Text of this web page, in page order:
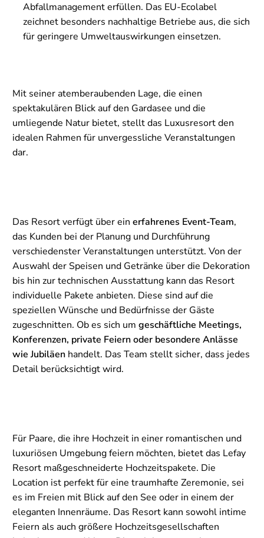
Abfallmanagement erfüllen. Das EU-Ecolabel
zeichnet besonders nachhaltige Betriebe aus, die sich
für geringere Umweltauswirkungen einsetzen.
Mit seiner atemberaubenden Lage, die einen
spektakulären Blick auf den Gardasee und die
umliegende Natur bietet, stellt das Luxusresort den
idealen Rahmen für unvergessliche Veranstaltungen
dar.
Das Resort verfügt über ein erfahrenes Event-Team,
das Kunden bei der Planung und Durchführung
verschiedenster Veranstaltungen unterstützt. Von der
Auswahl der Speisen und Getränke über die Dekoration
bis hin zur technischen Ausstattung kann das Resort
individuelle Pakete anbieten. Diese sind auf die
speziellen Wünsche und Bedürfnisse der Gäste
zugeschnitten. Ob es sich um geschäftliche Meetings,
Konferenzen, private Feiern oder besondere Anlässe
wie Jubiläen handelt. Das Team stellt sicher, dass jedes
Detail berücksichtigt wird.
Für Paare, die ihre Hochzeit in einer romantischen und
luxuriösen Umgebung feiern möchten, bietet das Lefay
Resort maßgeschneiderte Hochzeitspakete. Die
Location ist perfekt für eine traumhafte Zeremonie, sei
es im Freien mit Blick auf den See oder in einem der
eleganten Innenräume. Das Resort kann sowohl intime
Feiern als auch größere Hochzeitsgesellschaften